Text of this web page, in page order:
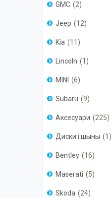
GMC 2
Jeep 12
Kia 11
Lincoln 1
MINI 6
Subaru 9
Аксесуари 225
Диски і шыны 1
Bentley 16
Maserati 5
Skoda 24